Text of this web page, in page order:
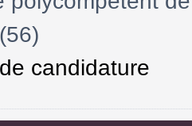
candidature